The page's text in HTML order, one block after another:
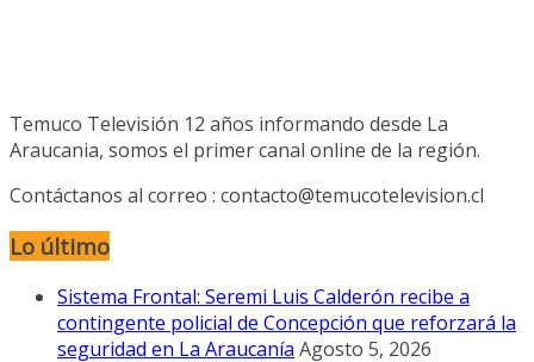
Temuco Televisión 12 años informando desde La
Araucania, somos el primer canal online de la región.
Contáctanos al correo : contacto@temucotelevision.cl
Lo último
Sistema Frontal: Seremi Luis Calderón recibe a
contingente policial de Concepción que reforzará la
seguridad en La Araucanía Agosto 5, 2026